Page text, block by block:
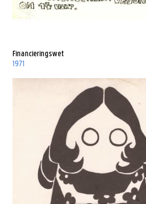
Financieringswet
1971